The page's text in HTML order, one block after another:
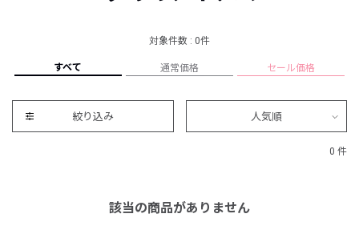
対象件数 : 0件
すべて 通常価格 セール価格
絞り込み 人気順
0 件
該当の商品がありません